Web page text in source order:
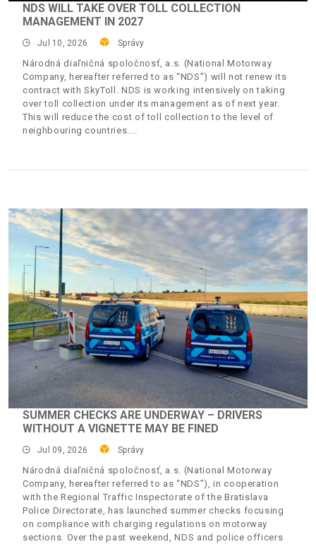
NDS WILL TAKE OVER TOLL COLLECTION
MANAGEMENT IN 2027
Jul 10, 2026 Správy
Národná diaľničná spoločnosť, a.s. (National Motorway
Company, hereafter referred to as “NDS”) will not renew its
contract with SkyToll. NDS is working intensively on taking
over toll collection under its management as of next year.
This will reduce the cost of toll collection to the level of
neighbouring countries.
SUMMER CHECKS ARE UNDERWAY – DRIVERS
WITHOUT A VIGNETTE MAY BE FINED
Jul 09, 2026 Správy
Národná diaľničná spoločnosť, a.s. (National Motorway
Company, hereafter referred to as “NDS”), in cooperation
with the Regional Traffic Inspectorate of the Bratislava
Police Directorate, has launched summer checks focusing
on compliance with charging regulations on motorway
sections. Over the past weekend, NDS and police officers